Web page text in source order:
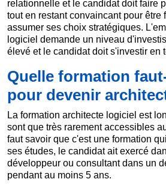
relationnelle et le candidat doit faire
tout en restant convaincant pour être
assumer ses choix stratégiques.
logiciel demande un niveau
élevé et le candidat doit s'investir en
Quelle formation
pour devenir
La formation architecte logiciel est
sont que très rarement accessibles
faut savoir que c'est une formation
ses études, le candidat ait exercé
développeur ou consultant dans un
pendant au moins 5 ans.